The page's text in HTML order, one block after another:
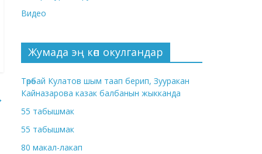
Видео
Жумада эң көп окулгандар
Төрөбай Кулатов шым таап берип, Зууракан
Кайназарова казак балбанын жыкканда
55 табышмак
55 табышмак
80 макал-лакап